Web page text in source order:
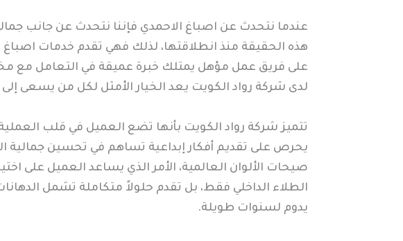
عندما نتحدث عن اصباغ الاحمدي فإننا نتحدث عن جانب
هذه الحقيقة منذ انطلاقتها، لذلك فهي تقدم خدمات اصباغ
على فريق عمل مؤهل يمتلك خبرة عميقة في التعامل مع
لدى شركة رواد الكويت يعد الخيار الأمثل لكل من يسعى
تتميز شركة رواد الكويت بأنها تضع العميل في قلب
يحرص على تقديم أفكار إبداعية تساهم في تحسين جمالية
صيحات الألوان العالمية، الأمر الذي يساعد العميل على
الطلاء الداخلي فقط، بل تقدم حلولاً متكاملة تشمل
يدوم لسنوات طويلة.